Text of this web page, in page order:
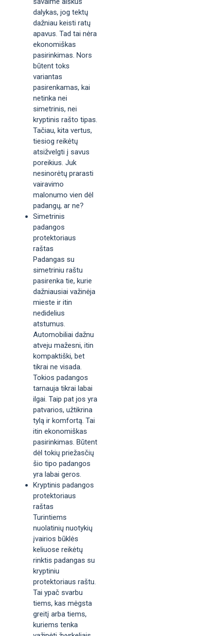
dalykas, jog tektų
dažniau keisti ratų
apavus. Tad tai nėra
ekonomiškas
pasirinkimas. Nors
būtent toks
variantas
pasirenkamas, kai
netinka nei
simetrinis, nei
kryptinis rašto tipas.
Tačiau, kita vertus,
tiesiog reikėtų
atsižvelgti į savus
poreikius. Juk
nesinorėtų prarasti
vairavimo
malonumo vien dėl
padangų, ar ne?
Simetrinis
padangos
protektoriaus
raštas
Padangas su
simetriniu raštu
pasirenka tie, kurie
dažniausiai važinėja
mieste ir itin
nedidelius
atstumus.
Automobiliai dažnu
atveju mažesni, itin
kompaktiški, bet
tikrai ne visada.
Tokios padangos
tarnauja tikrai labai
ilgai. Taip pat jos yra
patvarios, užtikrina
tylą ir komfortą. Tai
itin ekonomiškas
pasirinkimas. Būtent
dėl tokių priežasčių
šio tipo padangos
yra labai geros.
Kryptinis padangos
protektoriaus
raštas
Turintiems
nuolatinių nuotykių
įvairios būklės
keliuose reikėtų
rinktis padangas su
kryptiniu
protektoriaus raštu.
Tai ypač svarbu
tiems, kas mėgsta
greitį arba tiems,
kuriems tenka